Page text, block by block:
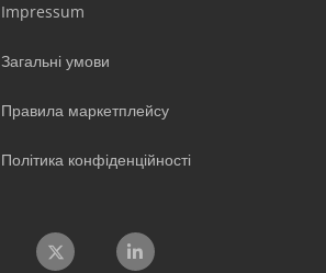
Impressum
Загальні умови
Правила маркетплейсу
Політика конфіденційності